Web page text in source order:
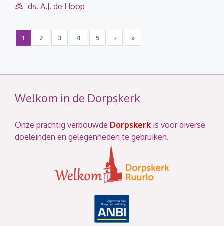
ds. A.J. de Hoop
1 2 3 4 5 › »
Welkom in de Dorpskerk
Onze prachtig verbouwde Dorpskerk is voor diverse
doeleinden en gelegenheden te gebruiken.